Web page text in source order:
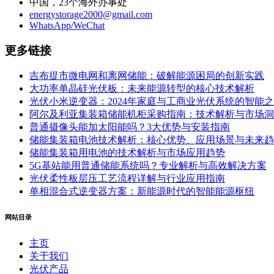
energystorage2000@gmail.com
WhatsApp/WeChat
更多链接
吉布提市微电网和离网储能：破解能源困局的创新实践
大功率单晶硅光伏板：未来能源转型的核心技术解析
光伏小米逆变器：2024年家庭与工商业光伏系统的智能
阿尔及利亚集装箱储能机柜采购指南：技术解析与市场
普通摄像头能加太阳能吗？3大优势与安装指南
储能集装箱电池技术解析：核心优势、应用场景与未来
储能集装箱用电池的技术解析与市场应用趋势
5G基站能用普通储能系统吗？专业解析与高效解决方案
光伏柔性板层压工艺流程详解与行业应用指南
单相混合式逆变器方案：新能源时代的智能能源枢纽
网站目录
主页
关于我们
光伏产品